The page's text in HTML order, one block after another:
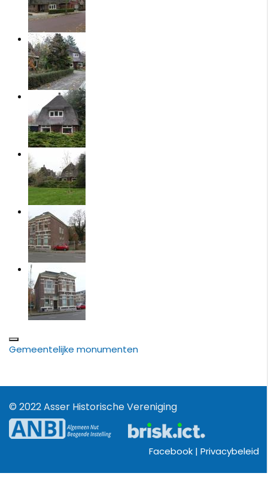
Gemeentelijke monumenten
© 2022 Asser Historische Vereniging
Facebook | Privacybeleid